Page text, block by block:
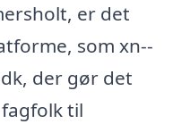
er det
som xn--
der gør det
til